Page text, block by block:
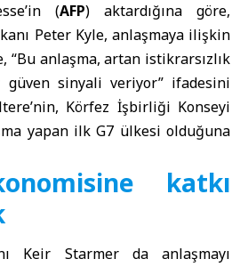
(AFP) aktardığına göre,
Peter Kyle, anlaşmaya ilişkin
“Bu anlaşma, artan istikrarsızlık
sinyali veriyor” ifadesini
Körfez İşbirliği Konseyi
yapan ilk G7 ülkesi olduğuna
katkı
Keir Starmer da anlaşmayı